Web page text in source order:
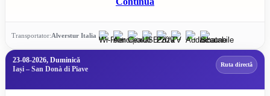
Transportator:Alverstur Italia
23-08-2026, Duminică
Iași – San Donà di Piave
Ruta directă